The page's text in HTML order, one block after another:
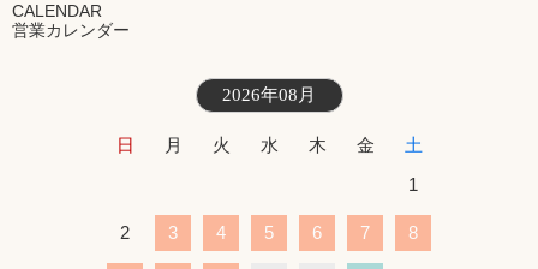
CALENDAR
営業カレンダー
2026年08月
日 月 火 水 木 金
土
1
2 3 4 5 6 7 8